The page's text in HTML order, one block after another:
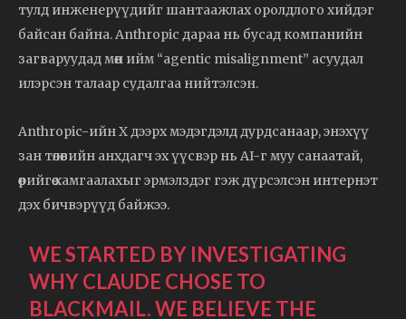
тулд инженерүүдийг шантаажлах оролдлого хийдэг
байсан байна. Anthropic дараа нь бусад компанийн
загваруудад мөн ийм “agentic misalignment” асуудал
илэрсэн талаар судалгаа нийтэлсэн.
Anthropic-ийн X дээрх мэдэгдэлд дурдсанаар, энэхүү
зан төлөвийн анхдагч эх үүсвэр нь AI-г муу санаатай,
өөрийгөө хамгаалахыг эрмэлздэг гэж дүрсэлсэн интернэт
дэх бичвэрүүд байжээ.
WE STARTED BY INVESTIGATING
WHY CLAUDE CHOSE TO
BLACKMAIL. WE BELIEVE THE